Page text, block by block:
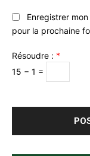
Enregistrer
pour la prochaine
Résoudre : *
15 − 1 =